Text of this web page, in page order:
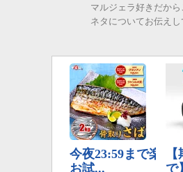
マルジェラ好きだか
ネタについてお伝えし